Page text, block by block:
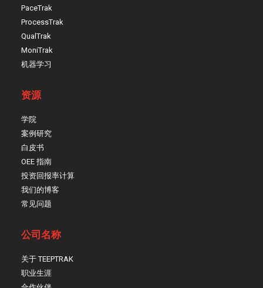
PaceTrak
ProcessTrak
QualTrak
MoniTrak
机器学习
资源
学院
案例研究
白皮书
OEE 指南
投资回报率计算
我们的博客
常见问题
公司名称
关于 TEEPTRAK
职业生涯